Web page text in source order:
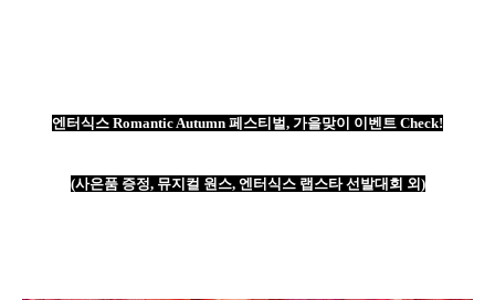
엔터식스 Romantic Autumn 페스티벌, 가을맞이 이벤트 Check!
(사은품 증정, 뮤지컬 원스, 엔터식스 랩스타 선발대회 외 )